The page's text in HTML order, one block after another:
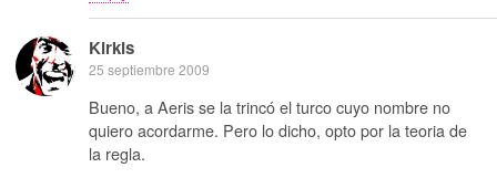
Kirkis
25 septiembre 2009
Bueno, a Aeris se la trincó el turco cuyo nombre no
quiero acordarme. Pero lo dicho, opto por la teoria de
la regla.